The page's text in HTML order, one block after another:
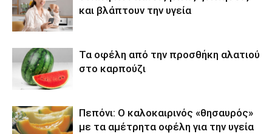
και βλάπτουν την υγεία
Τα οφέλη από την προσθήκη αλατιού
στο καρπούζι
Πεπόνι: Ο καλοκαιρινός «θησαυρός»
με τα αμέτρητα οφέλη για την υγεία